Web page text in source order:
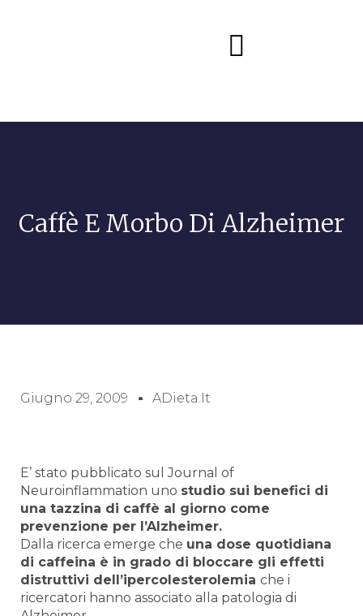
Caffè E Morbo Di Alzheimer
Giugno 29, 2009 ADieta.it
E’ stato pubblicato sul Journal of
Neuroinflammation uno studio sui benefici di
una tazzina di caffè al giorno come
prevenzione per l’Alzheimer.
Dalla ricerca emerge che una dose quotidiana
di caffeina è in grado di bloccare gli effetti
distruttivi dell’ipercolesterolemia che i
ricercatori hanno associato alla patologia di